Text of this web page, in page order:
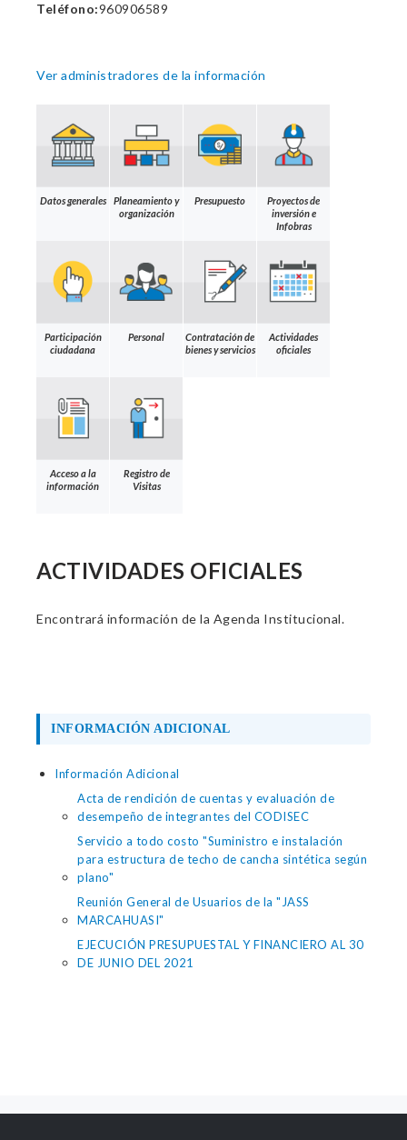
Teléfono:960906589
Ver administradores de la información
Datos generales
Planeamiento y
organización
Presupuesto
Proyectos de
inversión e
Infobras
Participación
ciudadana
Personal
Contratación de
bienes y servicios
Actividades
oficiales
Acceso a la
información
Registro de
Visitas
ACTIVIDADES OFICIALES
Encontrará información de la Agenda Institucional.
INFORMACIÓN ADICIONAL
Información Adicional
Acta de rendición de cuentas y evaluación de
desempeño de integrantes del CODISEC
Servicio a todo costo "Suministro e instalación
para estructura de techo de cancha sintética según
plano"
Reunión General de Usuarios de la "JASS
MARCAHUASI"
EJECUCIÓN PRESUPUESTAL Y FINANCIERO AL 30
DE JUNIO DEL 2021